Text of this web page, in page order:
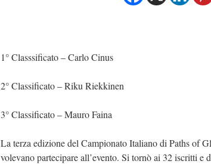
1° Classsificato – Carlo Cinus
2° Classificato – Riku Riekkinen
3° Classificato – Mauro Faina
La terza edizione del Campionato Italiano di Paths of
volevano partecipare all’evento. Si tornò ai 32 iscritti e